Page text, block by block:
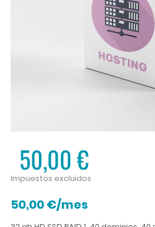
50,00 €
Impuestos excluidos
50,00 €/mes